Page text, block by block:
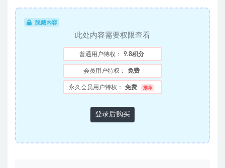
隐藏内容
此处内容需要权限查看
普通用户特权： 9.8积分
会员用户特权： 免费
永久会员用户特权： 免费 推荐
登录后购买